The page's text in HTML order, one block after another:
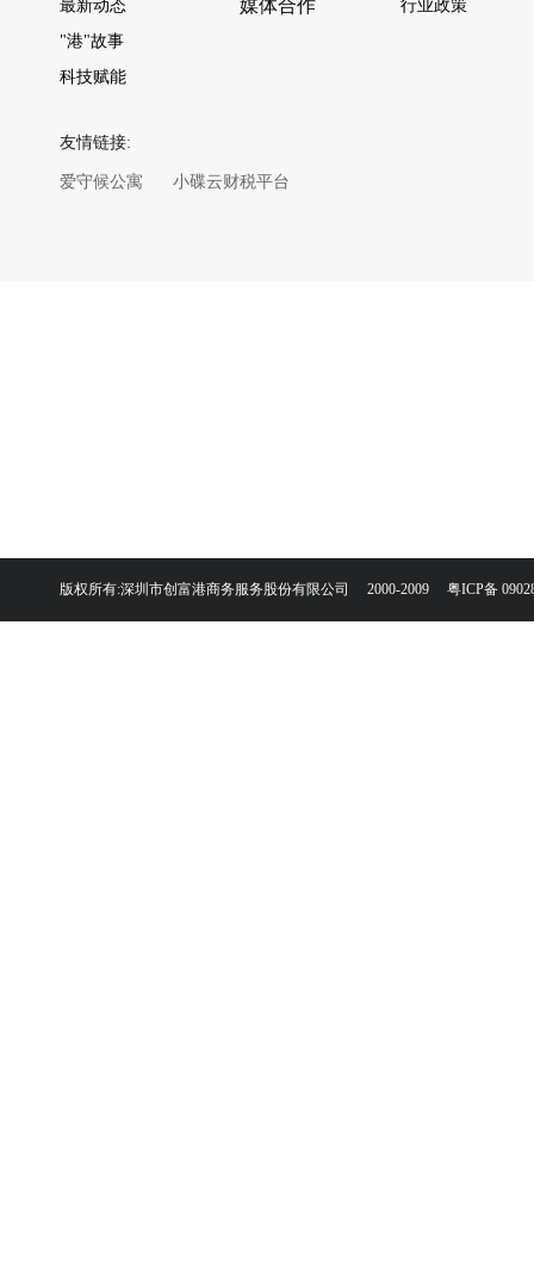
最新动态
"港"故事
科技赋能
媒体合作 行业政策
友情链接:
爱守候公寓 小碟云财税平台
版权所有:深圳市创富港商务服务股份有限公司 2000-2009 粤ICP备